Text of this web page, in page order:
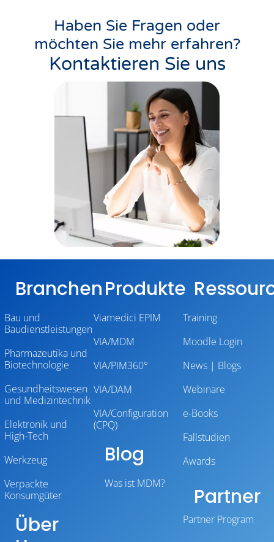
Haben Sie Fragen oder
möchten Sie mehr erfahren?
Kontaktieren Sie uns
Branchen
Bau und
Baudienstleistungen
Pharmazeutika und
Biotechnologie
Gesundheitswesen
und Medizintechnik
Elektronik und
High-Tech
Werkzeug
Verpackte
Konsumgüter
Über
Produkte
Viamedici EPIM
VIA/MDM
VIA/PIM360°
VIA/DAM
VIA/Configuration
(CPQ)
Blog
Was ist MDM?
Training
Moodle Login
News | Blogs
Webinare
e-Books
Fallstudien
Awards
Partner
Partner Program